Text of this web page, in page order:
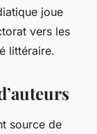
joue
vers les
littéraire.
source de